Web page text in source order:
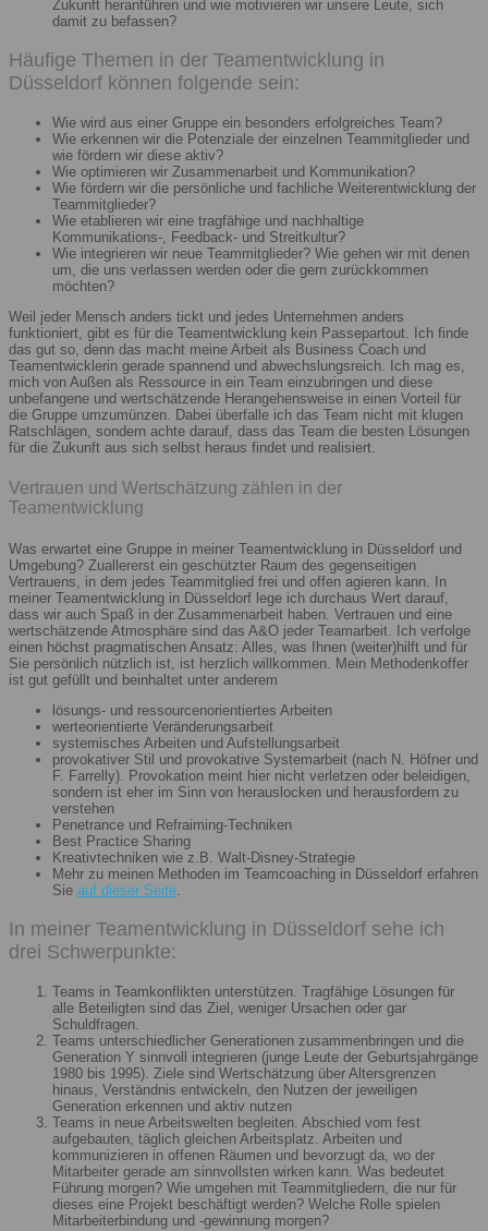
Zukunft heranführen und wie motivieren wir unsere Leute, sich
damit zu befassen?
Häufige Themen in der Teamentwicklung in
Düsseldorf können folgende sein:
Wie wird aus einer Gruppe ein besonders erfolgreiches Team?
Wie erkennen wir die Potenziale der einzelnen Teammitglieder und
wie fördern wir diese aktiv?
Wie optimieren wir Zusammenarbeit und Kommunikation?
Wie fördern wir die persönliche und fachliche Weiterentwicklung der
Teammitglieder?
Wie etablieren wir eine tragfähige und nachhaltige
Kommunikations-, Feedback- und Streitkultur?
Wie integrieren wir neue Teammitglieder? Wie gehen wir mit denen
um, die uns verlassen werden oder die gern zurückkommen
möchten?
Weil jeder Mensch anders tickt und jedes Unternehmen anders
funktioniert, gibt es für die Teamentwicklung kein Passepartout. Ich finde
das gut so, denn das macht meine Arbeit als Business Coach und
Teamentwicklerin gerade spannend und abwechslungsreich. Ich mag es,
mich von Außen als Ressource in ein Team einzubringen und diese
unbefangene und wertschätzende Herangehensweise in einen Vorteil für
die Gruppe umzumünzen. Dabei überfalle ich das Team nicht mit klugen
Ratschlägen, sondern achte darauf, dass das Team die besten Lösungen
für die Zukunft aus sich selbst heraus findet und realisiert.
Vertrauen und Wertschätzung zählen in der
Teamentwicklung
Was erwartet eine Gruppe in meiner Teamentwicklung in Düsseldorf und
Umgebung? Zuallererst ein geschützter Raum des gegenseitigen
Vertrauens, in dem jedes Teammitglied frei und offen agieren kann. In
meiner Teamentwicklung in Düsseldorf lege ich durchaus Wert darauf,
dass wir auch Spaß in der Zusammenarbeit haben. Vertrauen und eine
wertschätzende Atmosphäre sind das A&O jeder Teamarbeit. Ich verfolge
einen höchst pragmatischen Ansatz: Alles, was Ihnen (weiter)hilft und für
Sie persönlich nützlich ist, ist herzlich willkommen. Mein Methodenkoffer
ist gut gefüllt und beinhaltet unter anderem
lösungs- und ressourcenorientiertes Arbeiten
werteorientierte Veränderungsarbeit
systemisches Arbeiten und Aufstellungsarbeit
provokativer Stil und provokative Systemarbeit (nach N. Höfner und
F. Farrelly). Provokation meint hier nicht verletzen oder beleidigen,
sondern ist eher im Sinn von herauslocken und herausfordern zu
verstehen
Penetrance und Refraiming-Techniken
Best Practice Sharing
Kreativtechniken wie z.B. Walt-Disney-Strategie
Mehr zu meinen Methoden im Teamcoaching in Düsseldorf erfahren
Sie auf dieser Seite.
In meiner Teamentwicklung in Düsseldorf sehe ich
drei Schwerpunkte:
Teams in Teamkonflikten unterstützen. Tragfähige Lösungen für
alle Beteiligten sind das Ziel, weniger Ursachen oder gar
Schuldfragen.
Teams unterschiedlicher Generationen zusammenbringen und die
Generation Y sinnvoll integrieren (junge Leute der Geburtsjahrgänge
1980 bis 1995). Ziele sind Wertschätzung über Altersgrenzen
hinaus, Verständnis entwickeln, den Nutzen der jeweiligen
Generation erkennen und aktiv nutzen
Teams in neue Arbeitswelten begleiten. Abschied vom fest
aufgebauten, täglich gleichen Arbeitsplatz. Arbeiten und
kommunizieren in offenen Räumen und bevorzugt da, wo der
Mitarbeiter gerade am sinnvollsten wirken kann. Was bedeutet
Führung morgen? Wie umgehen mit Teammitgliedern, die nur für
dieses eine Projekt beschäftigt werden? Welche Rolle spielen
Mitarbeiterbindung und -gewinnung morgen?